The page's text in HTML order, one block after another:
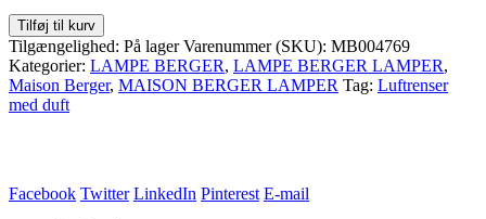
Tilføj til kurv
Tilgængelighed: På lager Varenummer (SKU): MB004769
Kategorier: LAMPE BERGER, LAMPE BERGER LAMPER,
Maison Berger, MAISON BERGER LAMPER Tag: Luftrenser
med duft
Facebook Twitter LinkedIn Pinterest E-mail